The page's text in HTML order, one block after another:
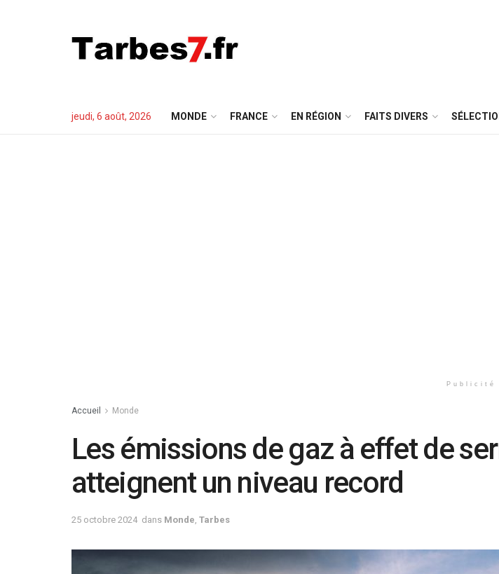
jeudi, 6 août, 2026 MONDE FRANCE EN RÉGION FAITS DIVERS
Publicité
Accueil Monde
Les émissions de gaz à effet de
atteignent un niveau record
25 octobre 2024 dans Monde Tarbes